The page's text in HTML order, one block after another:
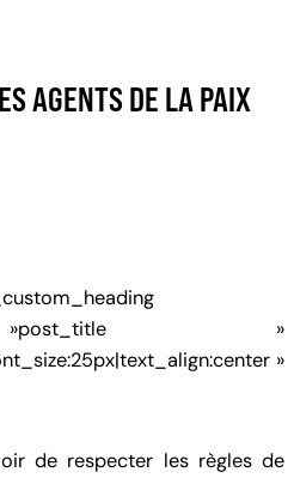
AGENTS DE LA PAIX
»
»
de respecter les règles de